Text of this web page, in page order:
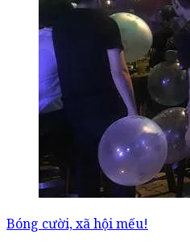
Bóng cười, xã hội mếu!